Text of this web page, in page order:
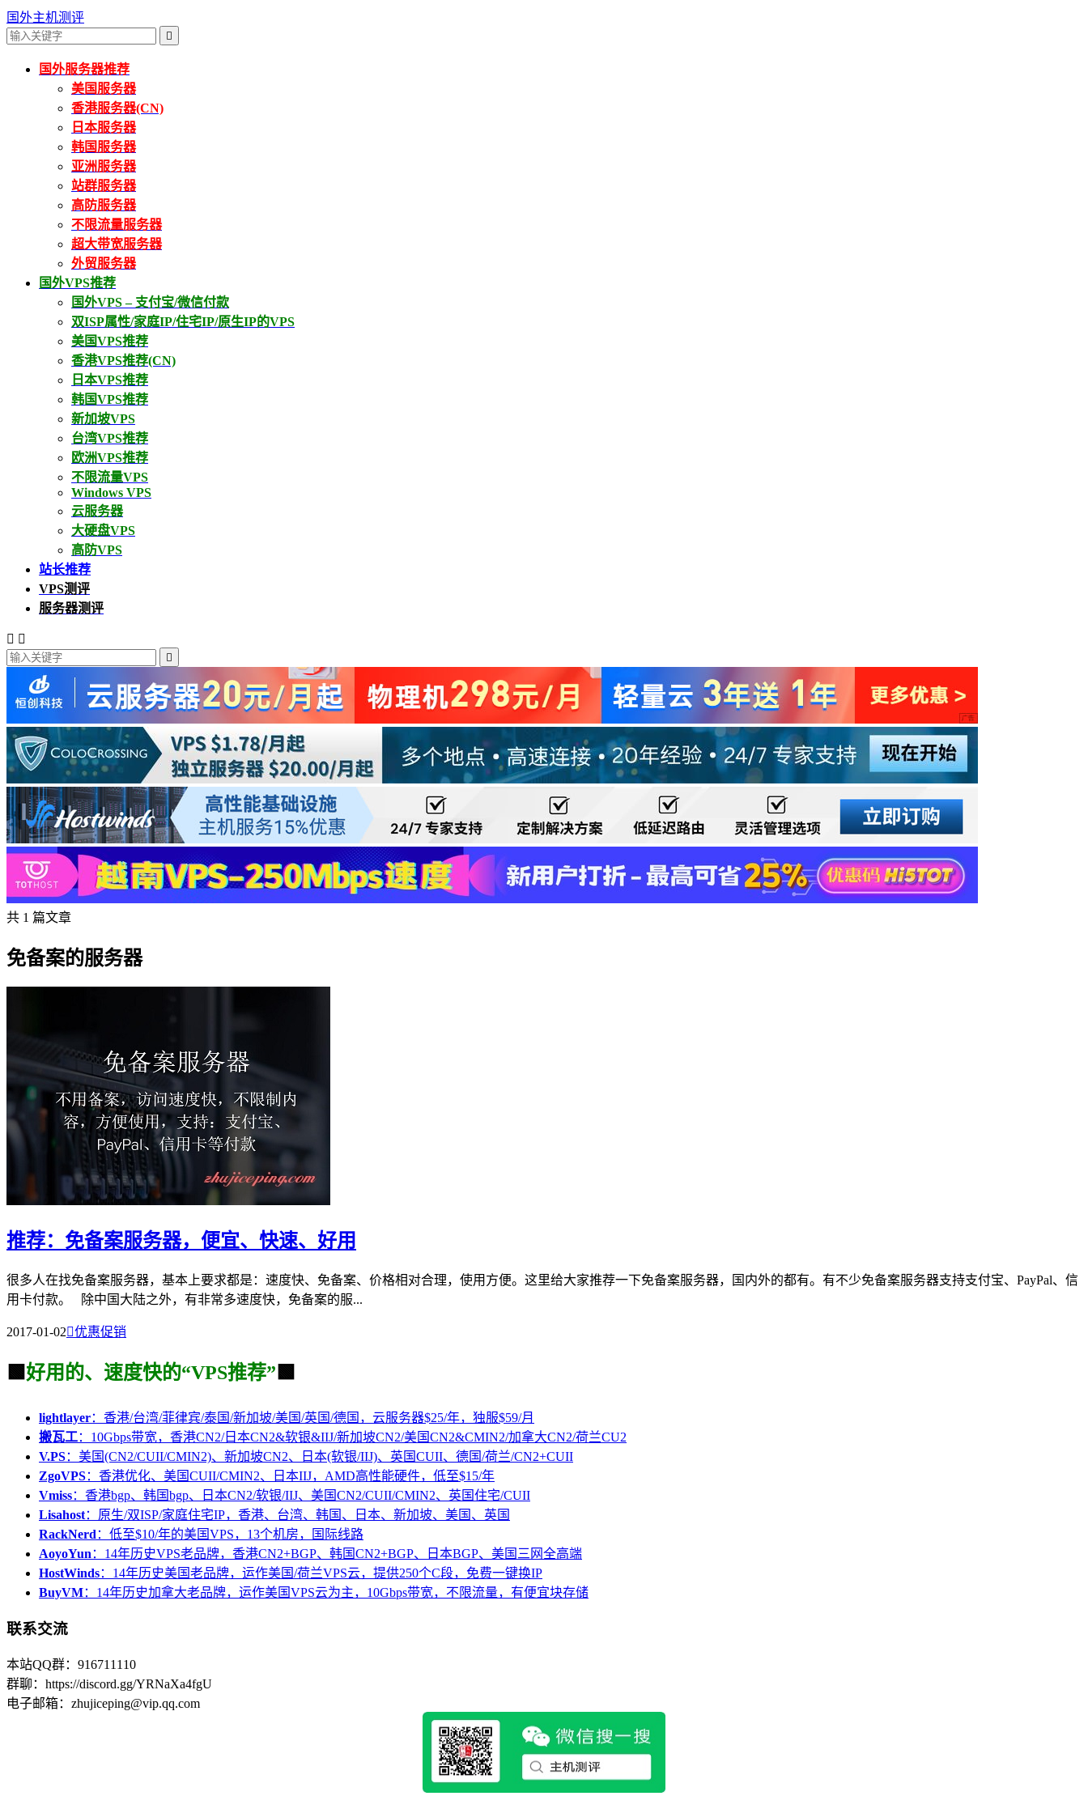
国外主机测评

国外服务器推荐
美国服务器
香港服务器(CN)
日本服务器
韩国服务器
亚洲服务器
站群服务器
高防服务器
不限流量服务器
超大带宽服务器
外贸服务器
国外VPS推荐
国外VPS – 支付宝/微信付款
双ISP属性/家庭IP/住宅IP/原生IP的VPS
美国VPS推荐
香港VPS推荐(CN)
日本VPS推荐
韩国VPS推荐
新加坡VPS
台湾VPS推荐
欧洲VPS推荐
不限流量VPS
Windows VPS
云服务器
大硬盘VPS
高防VPS
站长推荐
VPS测评
服务器测评
 

共 1 篇文章
免备案的服务器
推荐：免备案服务器，便宜、快速、好用
很多人在找免备案服务器，基本上要求都是：速度快、免备案、价格相对合理，使用方便。这里给大家推荐一下免备案服务器，国内外的都有。有不少免备案服务器支持支付宝、PayPal、信
用卡付款。 除中国大陆之外，有非常多速度快，免备案的服...
2017-01-02优惠促销
🟩 好用的、速度快的“VPS推荐” 🟩
lightlayer：香港/台湾/菲律宾/泰国/新加坡/美国/英国/德国，云服务器$25/年，独服$59/月
搬瓦工：10Gbps带宽，香港CN2/日本CN2&软银&IIJ/新加坡CN2/美国CN2&CMIN2/加拿大CN2/荷兰CU2
V.PS：美国(CN2/CUII/CMIN2)、新加坡CN2、日本(软银/IIJ)、英国CUII、德国/荷兰/CN2+CUII
ZgoVPS：香港优化、美国CUII/CMIN2、日本IIJ，AMD高性能硬件，低至$15/年
Vmiss：香港bgp、韩国bgp、日本CN2/软银/IIJ、美国CN2/CUII/CMIN2、英国住宅/CUII
Lisahost：原生/双ISP/家庭住宅IP，香港、台湾、韩国、日本、新加坡、美国、英国
RackNerd：低至$10/年的美国VPS，13个机房，国际线路
AoyoYun：14年历史VPS老品牌，香港CN2+BGP、韩国CN2+BGP、日本BGP、美国三网全高端
HostWinds：14年历史美国老品牌，运作美国/荷兰VPS云，提供250个C段，免费一键换IP
BuyVM：14年历史加拿大老品牌，运作美国VPS云为主，10Gbps带宽，不限流量，有便宜块存储
联系交流
本站QQ群：916711110
群聊：https://discord.gg/YRNaXa4fgU
电子邮箱：zhujiceping@vip.qq.com